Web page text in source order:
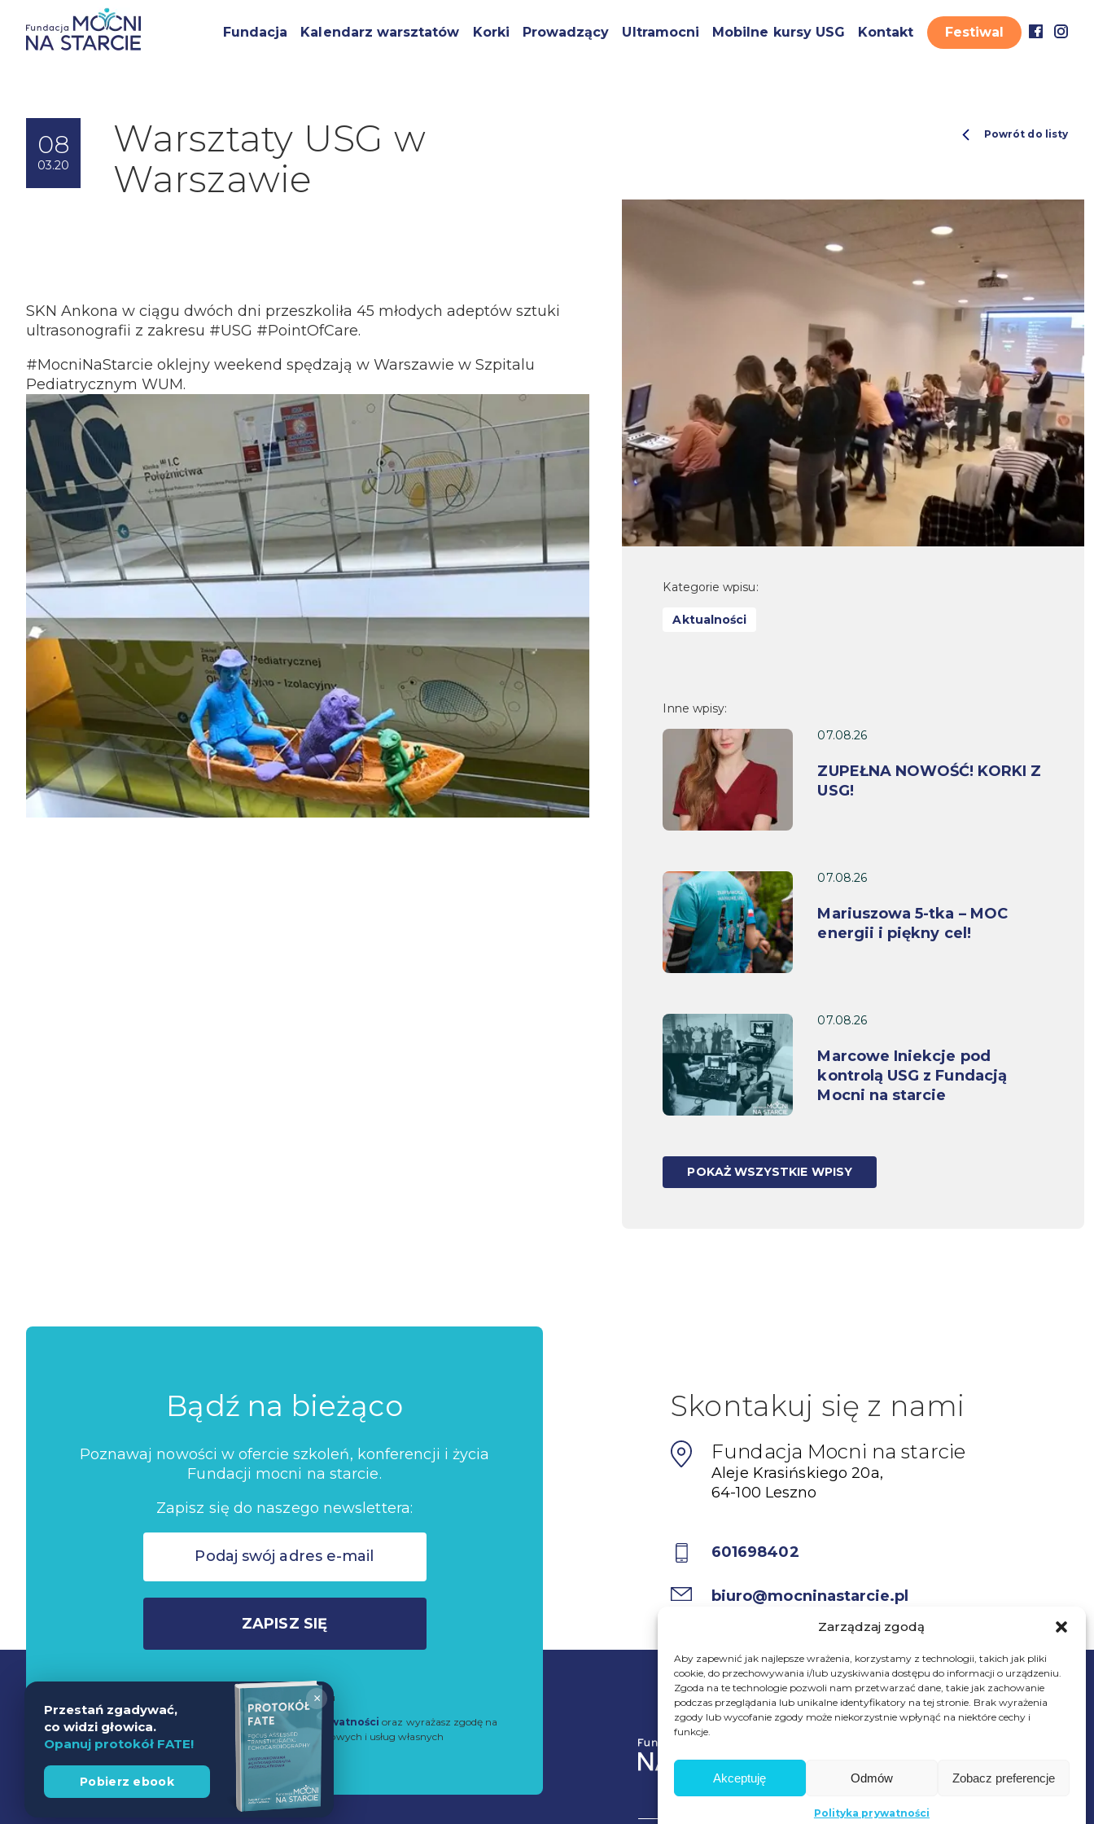
Zarządzaj zgodą
Aby zapewnić jak najlepsze wrażenia, korzystamy z technologii, takich jak pliki
cookie, do przechowywania i/lub uzyskiwania dostępu do informacji o urządzeniu.
Zgoda na te technologie pozwoli nam przetwarzać dane, takie jak zachowanie
podczas przeglądania lub unikalne identyfikatory na tej stronie. Brak wyrażenia
zgody lub wycofanie zgody może niekorzystnie wpłynąć na niektóre cechy i
funkcje.
Akceptuję Odmów Zobacz preferencje
Polityka prywatności
Fundacja Kalendarz warsztatów Korki Prowadzący Ultramocni Mobilne kursy USG Kontakt Festiwal
08
03.20
Warsztaty USG w
Warszawie
Powrót do listy
SKN Ankona w ciągu dwóch dni przeszkoliła 45 młodych adeptów sztuki
ultrasonografii z zakresu #USG #PointOfCare.
#MocniNaStarcie oklejny weekend spędzają w Warszawie w Szpitalu
Pediatrycznym WUM.
Kategorie wpisu:
Aktualności
Inne wpisy:
07.08.26
ZUPEŁNA NOWOŚĆ! KORKI Z
USG!
07.08.26
Mariuszowa 5-tka – MOC
energii i piękny cel!
07.08.26
Marcowe Iniekcje pod
kontrolą USG z Fundacją
Mocni na starcie
POKAŻ WSZYSTKIE WPISY
Bądź na bieżąco
Poznawaj nowości w ofercie szkoleń, konferencji i życia
Fundacji mocni na starcie.
Zapisz się do naszego newslettera:
ZAPISZ SIĘ
Nie wysyłamy spamu
Zapisując się do newslettera akceptujeszPolitykę Prywatności oraz wyrażasz zgodę na
przetwarzanie danych w celach marketingowych i usług własnych
Skontakuj się z nami
Fundacja Mocni na starcie
Aleje Krasińskiego 20a,
64-100 Leszno
601698402
biuro@mocninastarcie.pl
Wesprzyj
fundację
×
Przestań zgadywać,
co widzi głowica.
Opanuj protokół FATE!
Pobierz ebook